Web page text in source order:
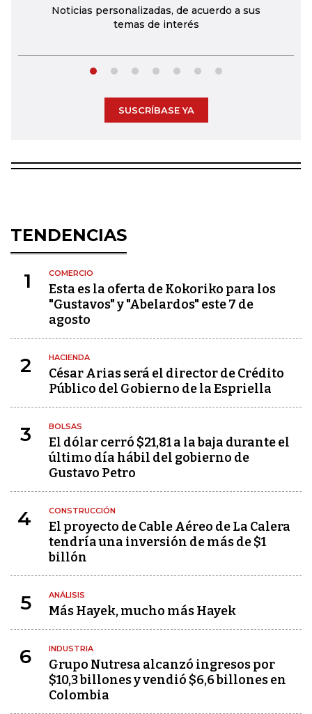
Noticias personalizadas, de acuerdo a sus
temas de interés
SUSCRÍBASE YA
TENDENCIAS
1 COMERCIO
Esta es la oferta de Kokoriko para los
"Gustavos" y "Abelardos" este 7 de
agosto
2 HACIENDA
César Arias será el director de Crédito
Público del Gobierno de la Espriella
3 BOLSAS
El dólar cerró $21,81 a la baja durante el
último día hábil del gobierno de
Gustavo Petro
4 CONSTRUCCIÓN
El proyecto de Cable Aéreo de La Calera
tendría una inversión de más de $1
billón
5 ANÁLISIS
Más Hayek, mucho más Hayek
6 INDUSTRIA
Grupo Nutresa alcanzó ingresos por
$10,3 billones y vendió $6,6 billones en
Colombia